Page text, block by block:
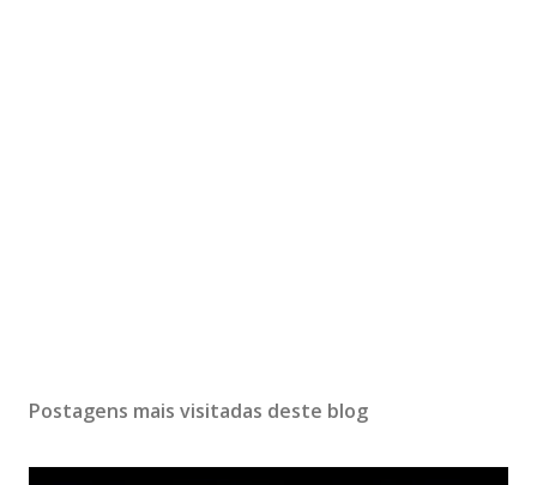
Postagens mais visitadas deste blog